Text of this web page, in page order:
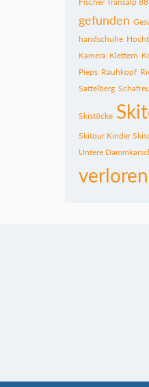
gefunden
handschuhe
Kamera Klettern
Pieps Rauhkopf
Sattelberg
Skistöcke
Skitour Kinder
Untere
verloren